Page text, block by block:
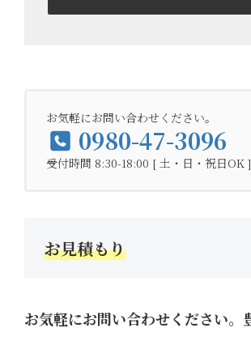
お気軽にお問い合わせください。
0980-47-3096
受付時間 8:30-18:00 [ 土・日・祝日OK ]
お見積もり
お気軽にお問い合わせください。